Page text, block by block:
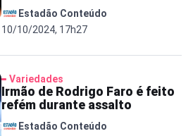
Estadão Conteúdo
10/10/2024, 17h27
Variedades
Irmão de Rodrigo Faro é feito
refém durante assalto
Estadão Conteúdo